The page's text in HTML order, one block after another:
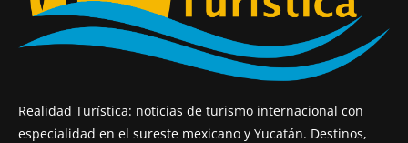
Realidad Turística: noticias de turismo internacional con
especialidad en el sureste mexicano y Yucatán. Destinos,